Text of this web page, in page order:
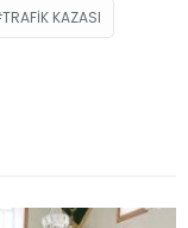
TRAFIK KAZASI